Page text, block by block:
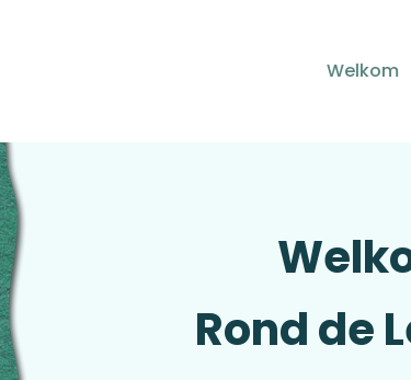
Welkom
Rond de